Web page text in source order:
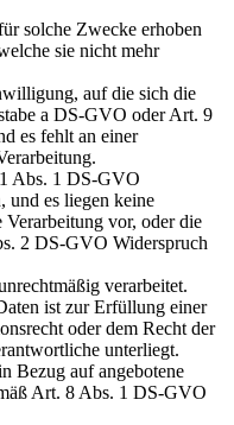
solche Zwecke erhoben
sie nicht mehr
auf die sich die
a DS-GVO oder Art. 9
es fehlt an einer
Abs. 1 DS-GVO
und es liegen keine
vor, oder die
2 DS-GVO Widerspruch
verarbeitet.
ist zur Erfüllung einer
oder dem Recht der
unterliegt.
Bezug auf angebotene
Art. 8 Abs. 1 DS-GVO